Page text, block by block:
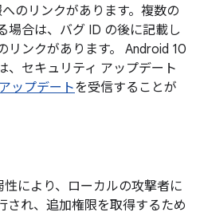
のリンクがあります。複数の
場合は、バグ ID の後に記載し
リンクがあります。 Android 10
、セキュリティ アップデート
ップデートを受信することが
により、ローカルの攻撃者に
され、追加権限を取得するため